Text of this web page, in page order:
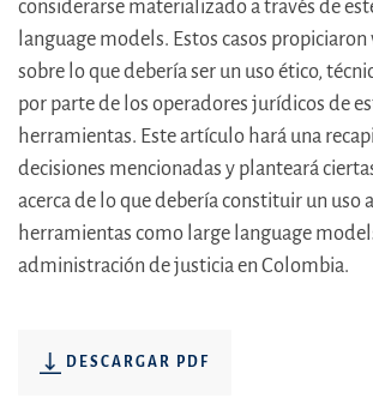
considerarse materializado a través de
language models. Estos casos
sobre lo que debería ser un uso ético,
por parte de los operadores jurídicos de
herramientas. Este artículo hará una
decisiones mencionadas y planteará
acerca de lo que debería constituir un uso
herramientas como large language
administración de justicia en Colombia.
DESCARGAR PDF